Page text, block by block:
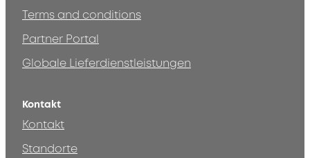
Terms and conditions
Partner Portal
Globale Lieferdienstleistungen
Kontakt
Kontakt
Standorte